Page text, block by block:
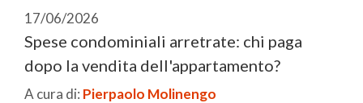
17/06/2026
Spese condominiali arretrate: chi paga
dopo la vendita dell'appartamento?
A cura di: Pierpaolo Molinengo